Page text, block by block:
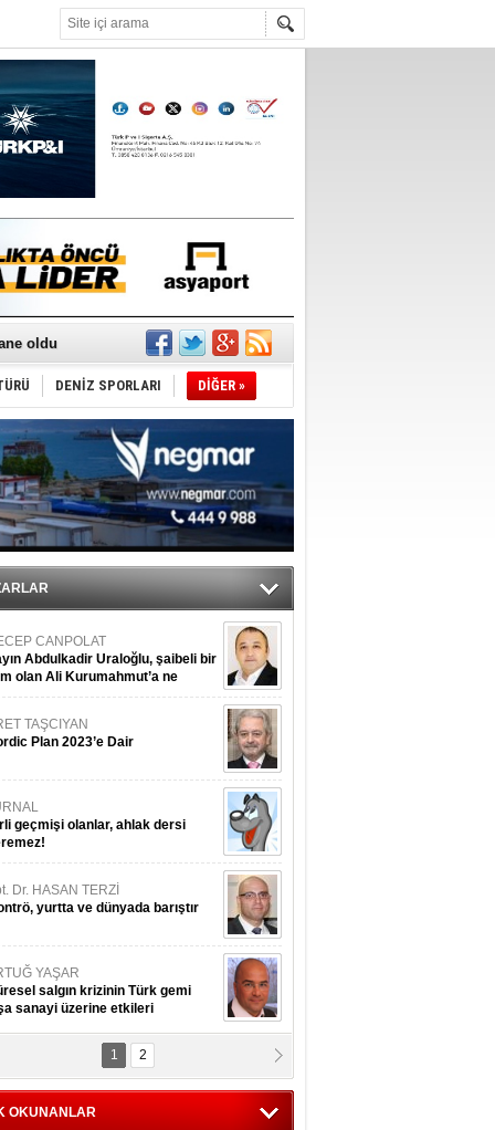
oldu
yapacak
istiyor
DENİZ SPORLARI DİĞER »
CANPOLAT
Abdulkadir Uraloğlu, şaibeli bir
olan Ali Kurumahmut’a ne
TAŞCIYAN
Plan 2023’e Dair
geçmişi olanlar, ahlak dersi
Dr. HASAN TERZİ
yurtta ve dünyada barıştır
YAŞAR
salgın krizinin Türk gemi
sanayi üzerine etkileri
MESUT AZMİ GÖKSOY
1 2
OKUNANLAR